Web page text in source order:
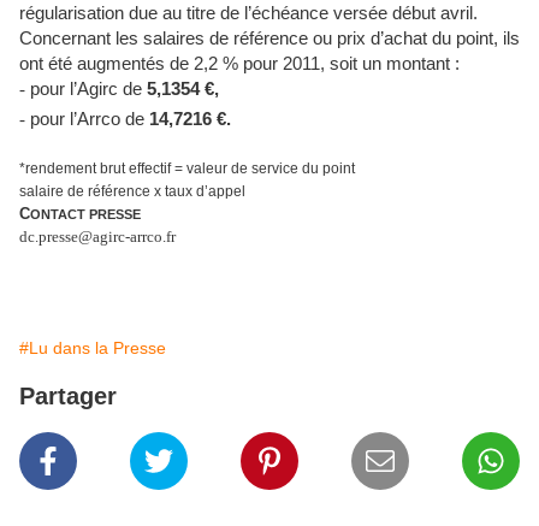
régularisation due au titre de l’échéance versée début avril.
Concernant les salaires de référence ou prix d’achat du point, ils
ont été augmentés de 2,2 % pour 2011, soit un montant :
- pour l’Agirc de 5,1354 €,
- pour l’Arrco de 14,7216 €.
*rendement brut effectif = valeur de service du point
salaire de référence x taux d’appel
CONTACT PRESSE
dc.presse@agirc-arrco.fr
#Lu dans la Presse
Partager